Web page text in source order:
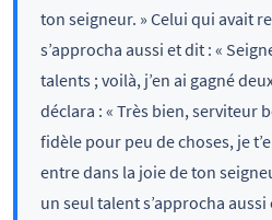
ton seigneur. » Celui qui avait
s’approcha aussi et dit : «
talents ; voilà, j’en ai gagné
déclara : « Très bien, serviteur
fidèle pour peu de choses, je
entre dans la joie de ton
un seul talent s’approcha aussi